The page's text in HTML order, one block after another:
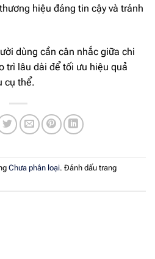
hiệu đáng tin cậy và tránh
dùng cần cân nhắc giữa chi
trì lâu dài để tối ưu hiệu quả
cụ thể.
Chưa phân loại. Đánh dấu trang